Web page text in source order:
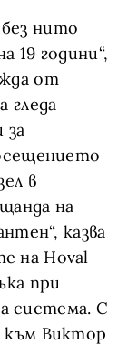
нито
19 години“,
от
гледа
за
в
на
казва
на Hoval
при
система. С
към Виктор